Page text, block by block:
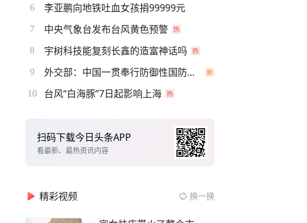
6 李亚鹏向地铁吐血女孩捐99999元
7 中央气象台发布台风黄色预警
8 宇树科技能复刻长鑫的造富神话吗
9 外交部：中国一贯奉行防御性国防政策
10 台风“白海豚”7日起影响上海
扫码下载今日头条APP
看最新、最热资讯内容
精彩视频 换一换